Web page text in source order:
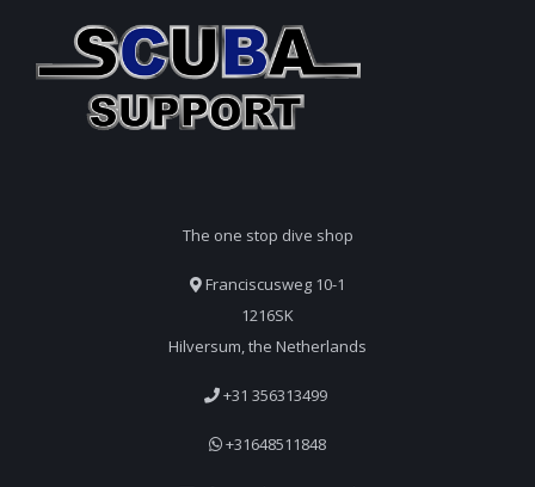
The one stop dive shop
Franciscusweg 10-1
1216SK
Hilversum, the Netherlands
+31 356313499
+31648511848